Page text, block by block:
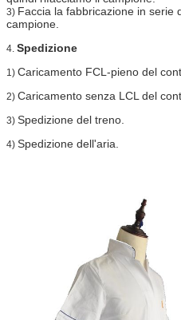
3) Faccia la fabbricazione in serie
campione.
4. Spedizione
1) Caricamento FCL-pieno del
2) Caricamento senza LCL del
3) Spedizione del treno.
4) Spedizione dell'aria.